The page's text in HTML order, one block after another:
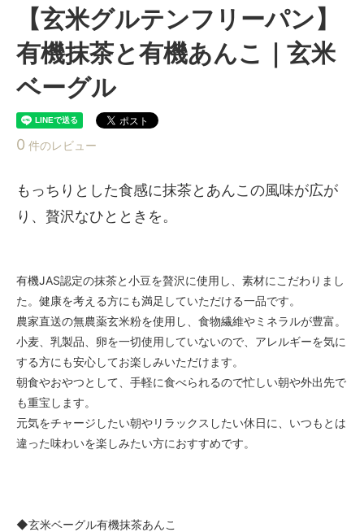
【玄米グルテンフリーパン】
有機抹茶と有機あんこ｜玄米
ベーグル
0 件のレビュー
もっちりとした食感に抹茶とあんこの風味が広が
り、贅沢なひとときを。
有機JAS認定の抹茶と小豆を贅沢に使用し、素材にこだわりまし
た。健康を考える方にも満足していただける一品です。
農家直送の無農薬玄米粉を使用し、食物繊維やミネラルが豊富。
小麦、乳製品、卵を一切使用していないので、アレルギーを気に
する方にも安心してお楽しみいただけます。
朝食やおやつとして、手軽に食べられるので忙しい朝や外出先で
も重宝します。
元気をチャージしたい朝やリラックスしたい休日に、いつもとは
違った味わいを楽しみたい方におすすめです。
◆玄米ベーグル有機抹茶あんこ